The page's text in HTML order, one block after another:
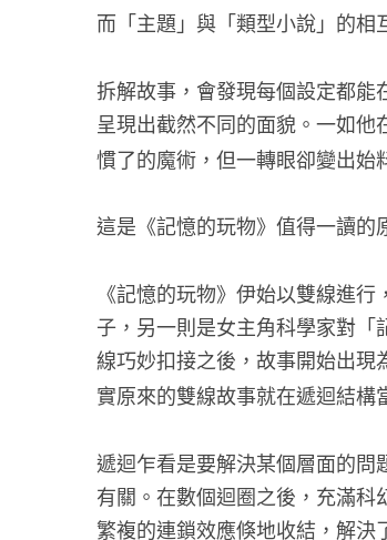
而「主題」與「類型小說」的相
拆解故事，會發現每個設定都
呈現出截然不同的面貌。一如他
慣了的魔術，但一轉眼卻變出始
這是《記憶的玩物》值得一讀的
《記憶的玩物》伊始以雙線進
子，另一則是女主角科學家對
線巧妙扣接之後，故事開始出現
實原來的雙線故事就在遞迴結構
遞迴乍看是要解決某個層面的
有關。在數個迴圈之後，充滿
繁複的連鎖效應倏地收結，解決